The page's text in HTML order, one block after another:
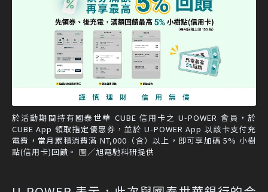
於活動期間持有國泰世華 CUBE 信用卡之 U-POWER 會員，於
CUBE App 領取指定優惠券，並於 U-POWER App 以該卡支付充
電費，當月累積消費滿 NT,000（含）以上，即可享加碼 5% 小樹
點(信用卡)回饋。 圖／旭電馳科研提供